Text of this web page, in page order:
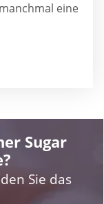
eine
Sugar
Sie das